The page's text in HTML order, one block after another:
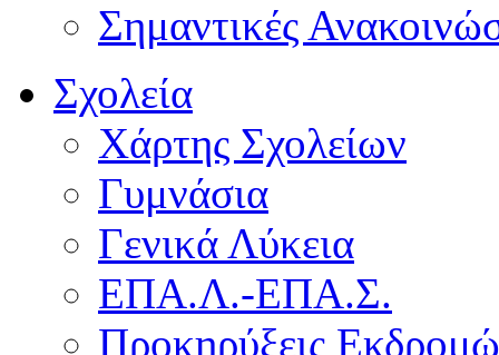
Σημαντικές
Σχολεία
Χάρτης Σχολείων
Γυμνάσια
Γενικά Λύκεια
ΕΠΑ.Λ.-ΕΠΑ.Σ.
Προκηρύξεις